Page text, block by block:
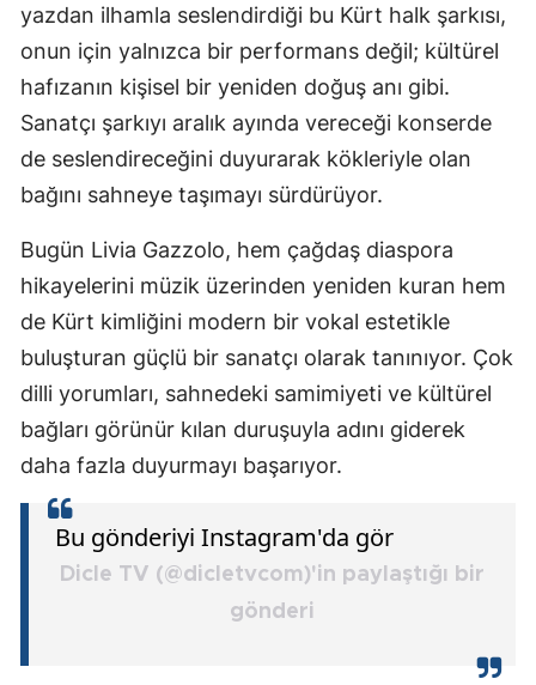
yazdan ilhamla seslendirdiği bu Kürt halk şarkısı,
onun için yalnızca bir performans değil; kültürel
hafızanın kişisel bir yeniden doğuş anı gibi.
Sanatçı şarkıyı aralık ayında vereceği konserde
de seslendireceğini duyurarak kökleriyle olan
bağını sahneye taşımayı sürdürüyor.
Bugün Livia Gazzolo, hem çağdaş diaspora
hikayelerini müzik üzerinden yeniden kuran hem
de Kürt kimliğini modern bir vokal estetikle
buluşturan güçlü bir sanatçı olarak tanınıyor. Çok
dilli yorumları, sahnedeki samimiyeti ve kültürel
bağları görünür kılan duruşuyla adını giderek
daha fazla duyurmayı başarıyor.
Bu gönderiyi Instagram'da gör
Dicle TV (@dicletvcom)'in paylaştığı bir
gönderi